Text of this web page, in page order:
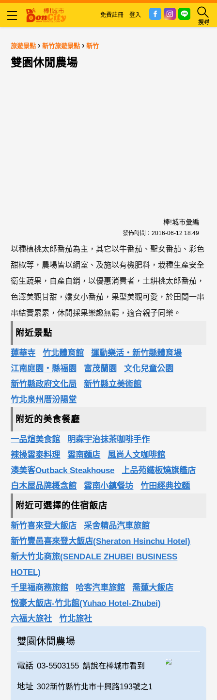
搜尋
免費註冊 登入
旅遊景點 ›新竹旅遊景點 ›新竹
雙園休閒農場
棒!城市彙編
發佈時間： 2016-06-12 18:49
以種植桃太郎番茄為主，其它以牛番茄、聖女番茄、彩色
甜椒等，農場皆以網室、及施以有機肥料，栽種生產安全
衛生蔬果，自產自銷，以優惠消費者，土耕桃太郎番茄，
色澤美觀甘甜，嬌女小番茄，果型美觀可愛，於田間一串
串結實累累，休閒採果樂趣無窮，適合親子同樂。
附近景點
蓮華寺 竹北體育館
運動樂活‧新竹縣體育場
江南庭園‧縣福園
富茂蘭園
文化兒童公園
新竹縣政府文化局
新竹縣立美術館
竹北泉州厝汾陽堂
附近的美食餐廳
一品煊美食館
明森宇治抹茶咖啡手作
辣操雲泰料理
雲南麵店
風尚人文咖啡館
澳美客Outback Steakhouse
上品苑鐵板燒旗艦店
白木屋品牌概念館
雲南小鎮餐坊 竹田經典拉麵
附近可選擇的住宿飯店
新竹喜來登大飯店
采舍精品汽車旅館
新竹豐邑喜來登大飯店(Sheraton Hsinchu Hotel)
新大竹北商旅(SENDALE ZHUBEI BUSINESS
HOTEL)
千里福商務旅館
哈客汽車旅館
喬蓮大飯店
悅豪大飯店-竹北館(Yuhao Hotel-Zhubei)
六福大旅社
竹北旅社
雙園休閒農場
電話 03-5503155 請說在棒城市看到
地址 302新竹縣竹北市十興路193號之1